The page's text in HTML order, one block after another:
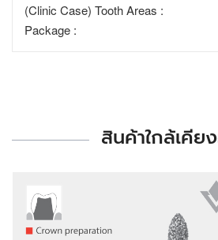
(Clinic Case) Tooth Areas :
Package :
สินค้าใกล้เคีย